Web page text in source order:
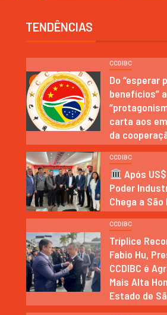
TENDÊNCIAS
1
CCDIBC
Do “esperar
benefícios”
carta aos
da
2 CCDIBC
Após
Poder
Chega a São
3
CCDIBC
Tríplice
Fabio Hu,
CCDIBC é
Mais Alta
Estado de
asiática escolhe